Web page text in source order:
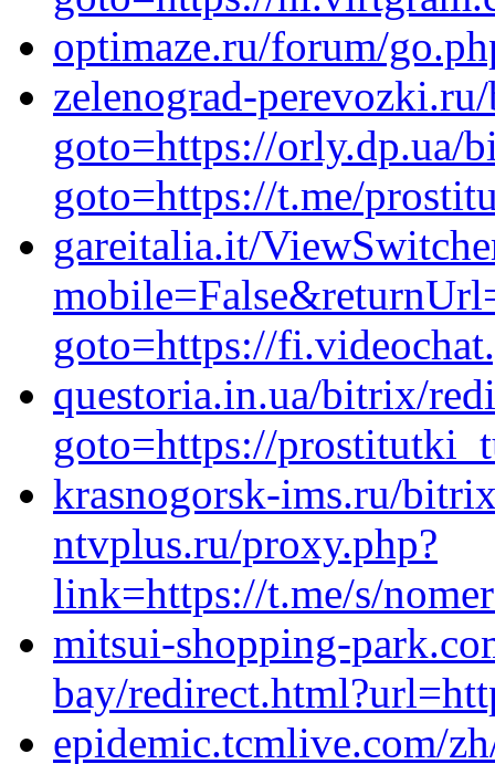
optimaze.ru/forum/
zelenograd-
goto=https://orly.dp.ua/
goto=https://t.me/
gareitalia.it/
goto=https://
questoria.in.ua/bitrix/
goto=https://
krasnogorsk-ims.ru/
ntvplus.ru/proxy.php?
link=https://t.me/s/
mitsui-shopping-
bay/
epidemic.tcmlive.com/